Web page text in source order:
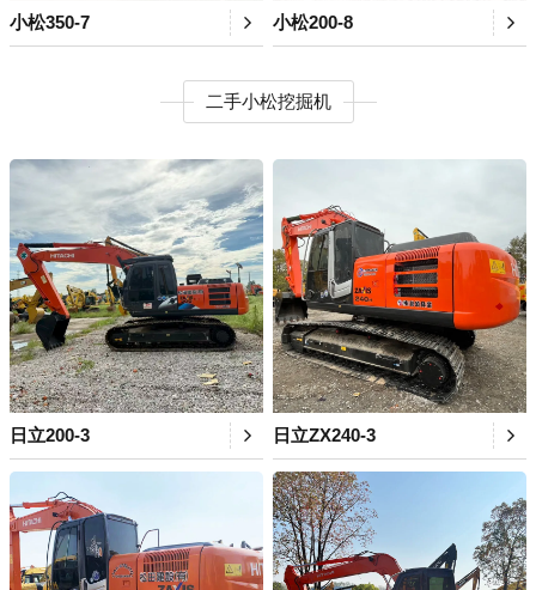
小松350-7 小松200-8
二手小松挖掘机
日立200-3 日立ZX240-3